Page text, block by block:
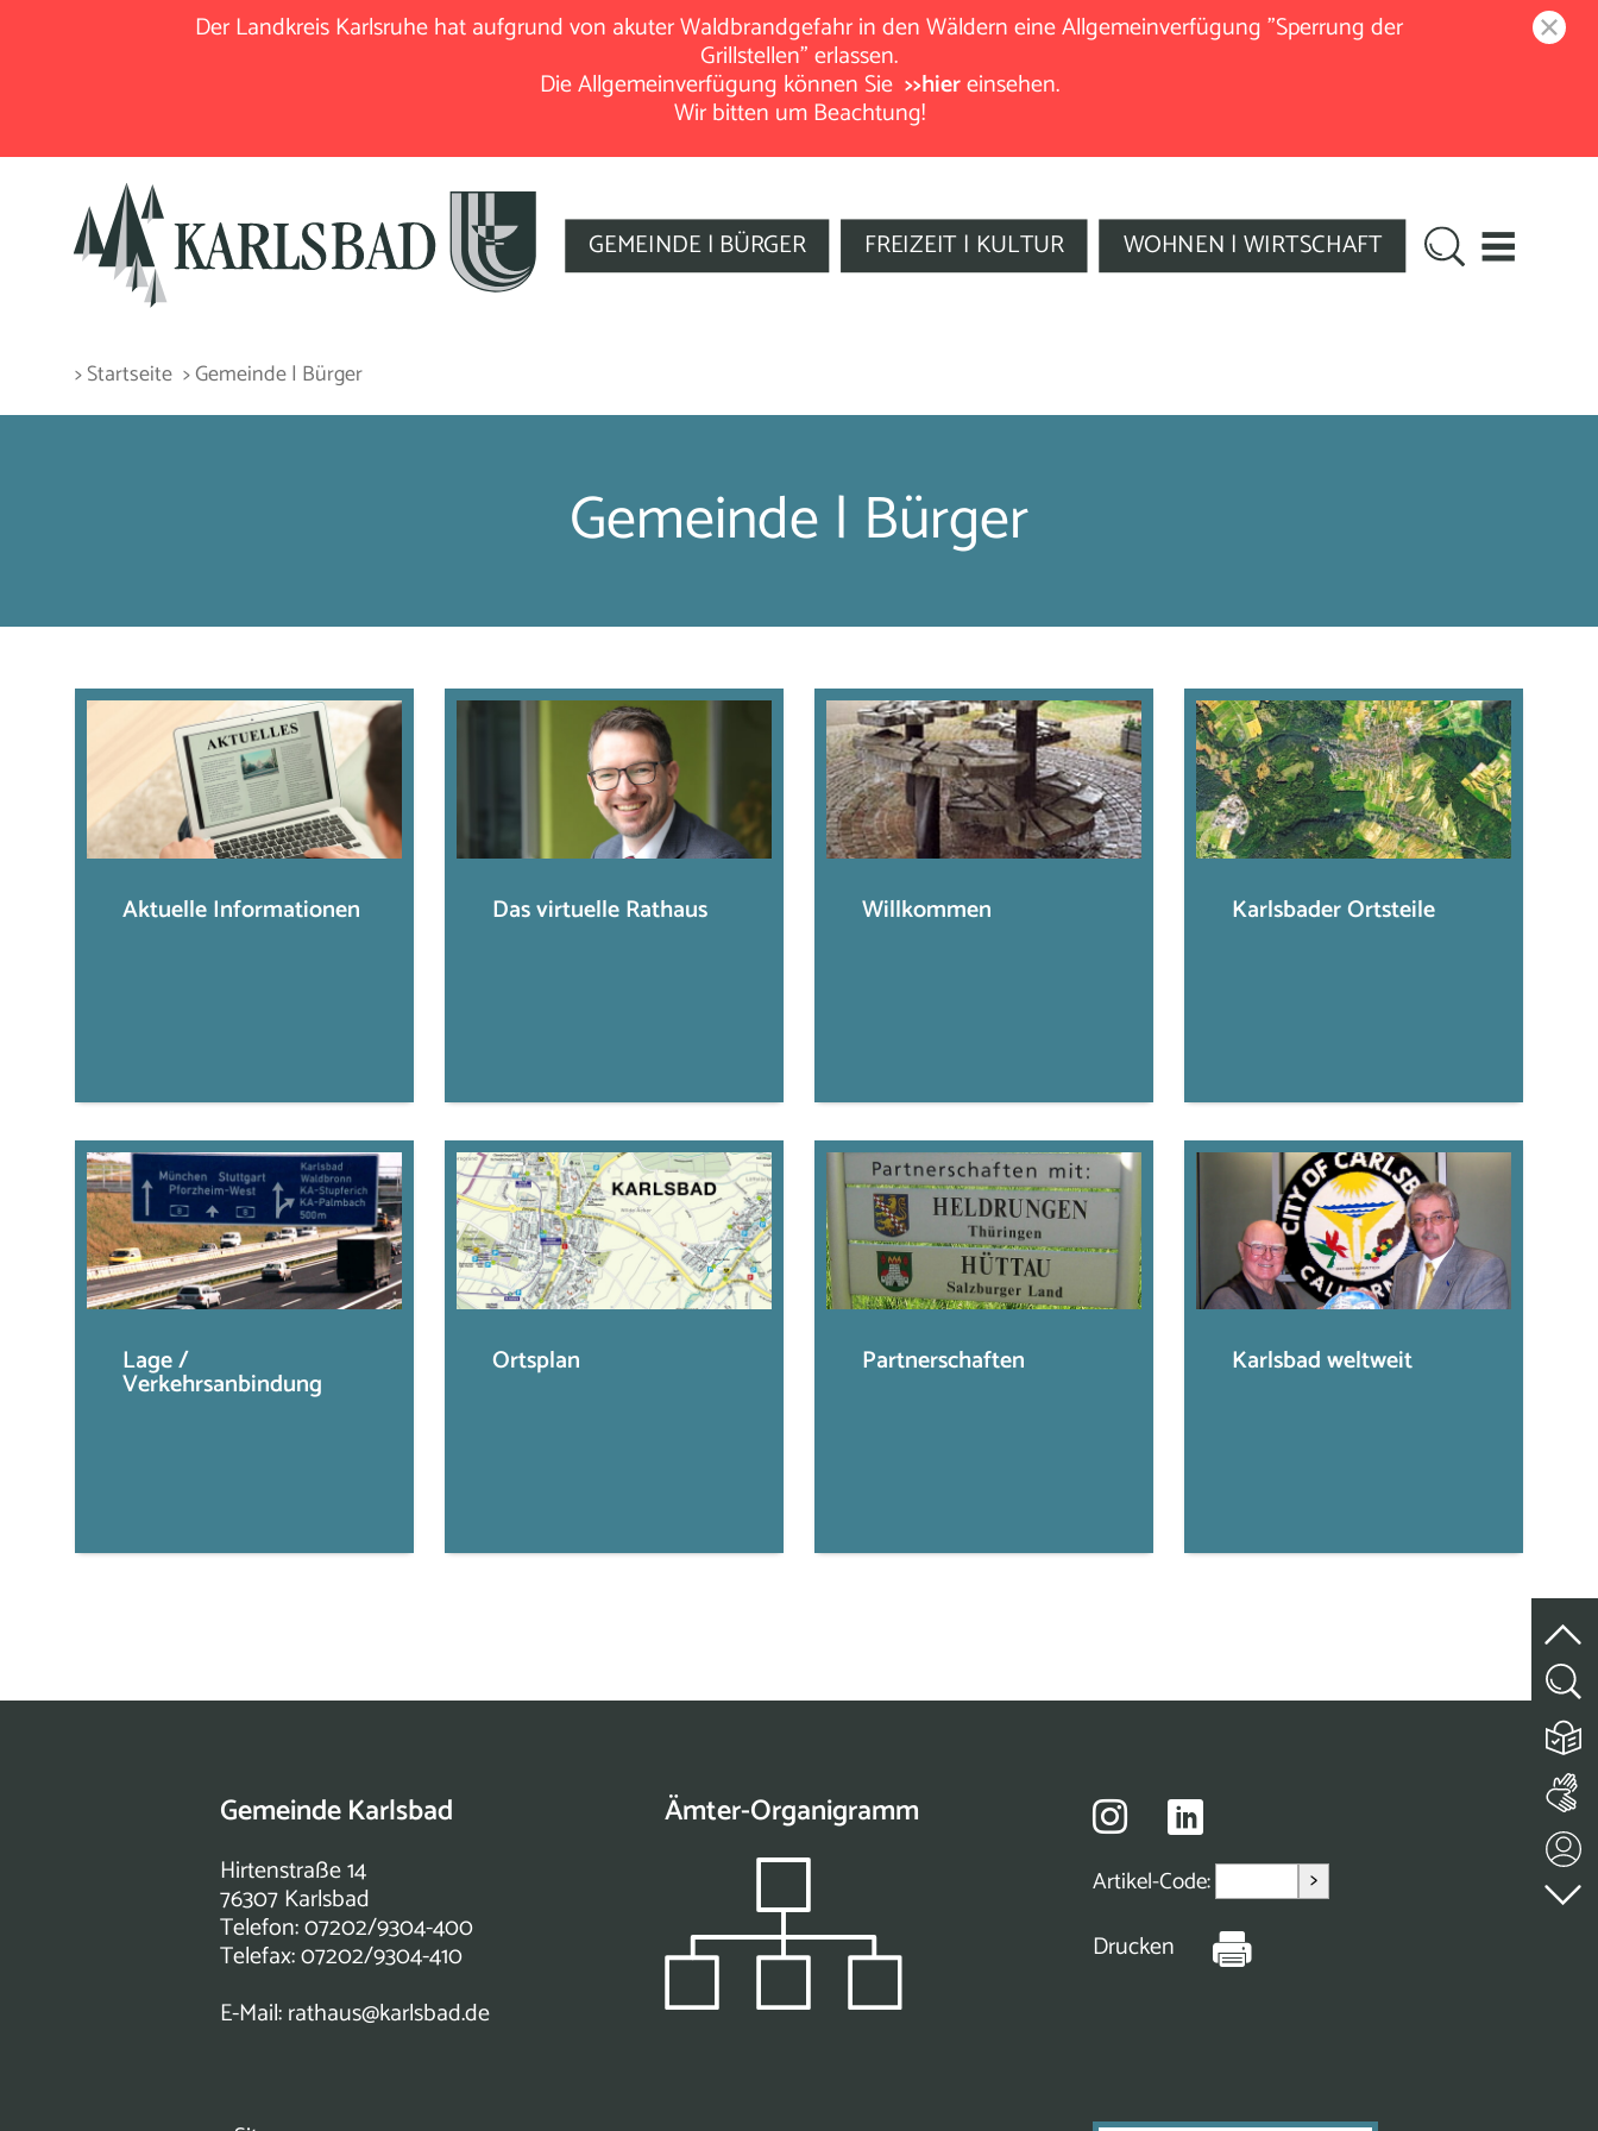
Der Landkreis Karlsruhe hat aufgrund von akuter Waldbrandgefahr in den Wäldern eine Allgemeinverfügung "Sperrung der
Grillstellen" erlassen.
Die Allgemeinverfügung können Sie >>hiereinsehen.
Wir bitten um Beachtung!
GEMEINDE | BÜRGER FREIZEIT | KULTUR WOHNEN | WIRTSCHAFT
> Startseite > Gemeinde | Bürger
Gemeinde | Bürger
Aktuelle Informationen Das virtuelle Rathaus Willkommen Karlsbader Ortsteile
Lage /
Verkehrsanbindung
Ortsplan Partnerschaften Karlsbad weltweit
Gemeinde Karlsbad
Hirtenstraße 14
76307 Karlsbad
Telefon: 07202/9304-400
Telefax: 07202/9304-410
E-Mail:rathaus@karlsbad.de
Ämter-Organigramm
Artikel-Code: >
Drucken